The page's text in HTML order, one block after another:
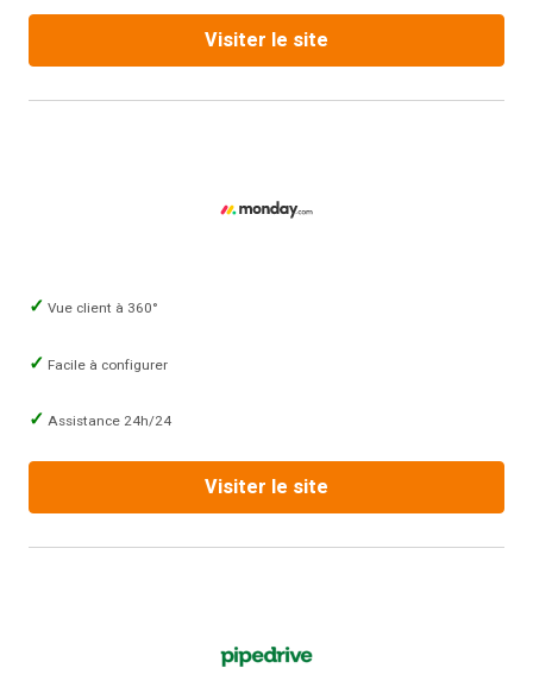
Visiter le site
Vue client à 360°
Facile à configurer
Assistance 24h/24
Visiter le site